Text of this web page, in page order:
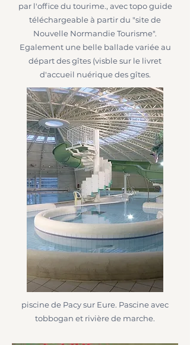
par l'office du tourime., avec topo guide
téléchargeable à partir du "site de
Nouvelle Normandie Tourisme".
Egalement une belle ballade variée au
départ des gîtes (visble sur le livret
d'accueil nuérique des gîtes.
piscine de Pacy sur Eure. Pascine avec
tobbogan et rivière de marche.